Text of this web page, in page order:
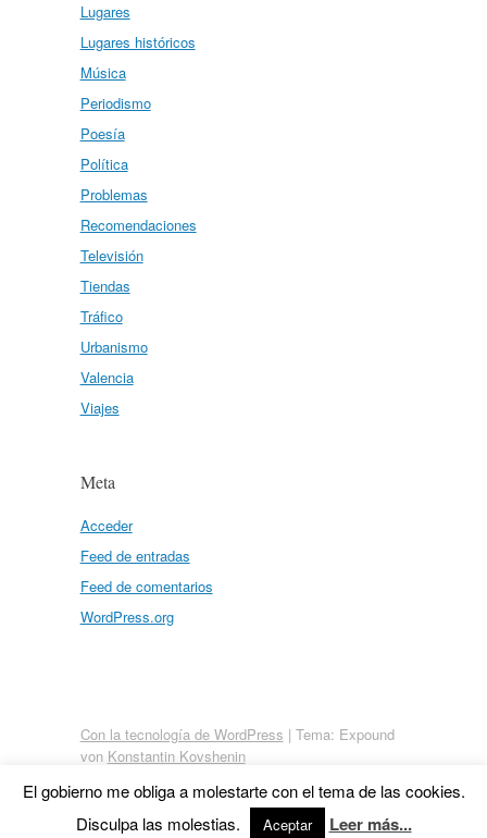
Lugares
Lugares históricos
Música
Periodismo
Poesía
Política
Problemas
Recomendaciones
Televisión
Tiendas
Tráfico
Urbanismo
Valencia
Viajes
Meta
Acceder
Feed de entradas
Feed de comentarios
WordPress.org
Con la tecnología de WordPress | Tema: Expound
von Konstantin Kovshenin
El gobierno me obliga a molestarte con el tema de las cookies.
Disculpa las molestias.
Aceptar Leer más...